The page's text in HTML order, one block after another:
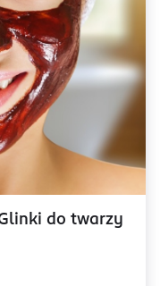
do twarzy